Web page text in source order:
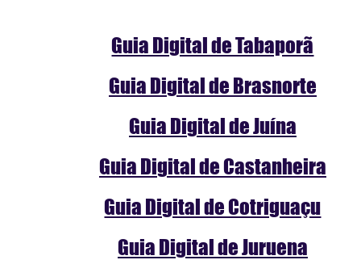
Guia Digital de Tabaporã
Guia Digital de Brasnorte
Guia Digital de Juína
Guia Digital de Castanheira
Guia Digital de Cotriguaçu
Guia Digital de Juruena